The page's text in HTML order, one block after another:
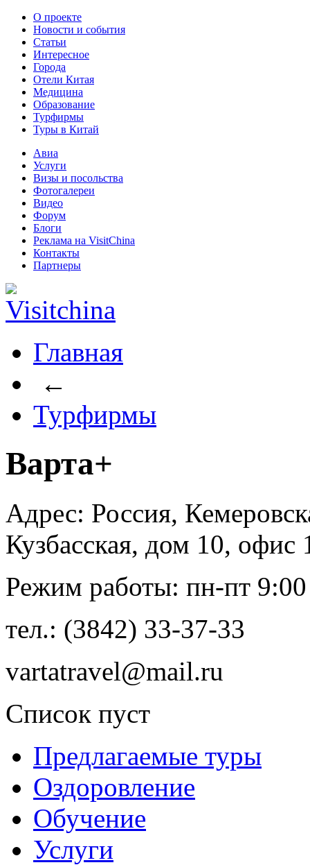
О проекте
Новости и события
Статьи
Интересное
Города
Отели Китая
Медицина
Образование
Турфирмы
Туры в Китай
Авиа
Услуги
Визы и посольства
Фотогалереи
Видео
Форум
Блоги
Реклама на VisitChina
Контакты
Партнеры
Главная
←
Турфирмы
Варта+
Адрес: Россия,
Кузбасская, дом 10, офис
Режим работы: пн-пт
тел.: (3842) 33-37-33
vartatravel@mail.ru
Список пуст
Предлагаемые туры
Оздоровление
Обучение
Услуги